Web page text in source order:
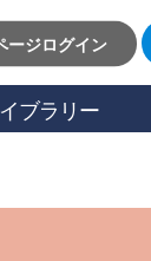
ージログイン
ブラリー